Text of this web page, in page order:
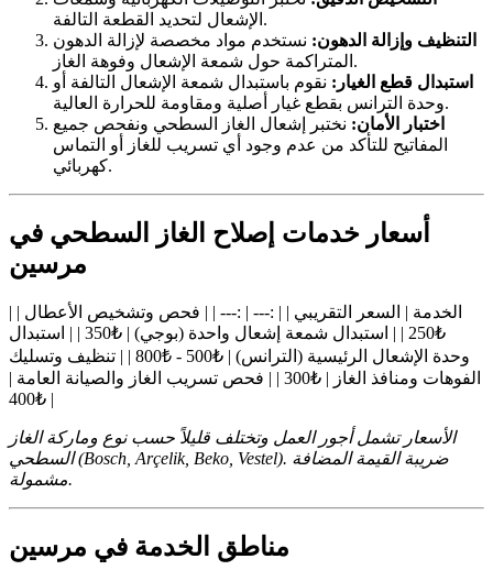
الإشعال لتحديد القطعة التالفة.
التنظيف وإزالة الدهون: نستخدم مواد مخصصة لإزالة الدهون
المتراكمة حول شمعة الإشعال وفوهة الغاز.
استبدال قطع الغيار: نقوم باستبدال شمعة الإشعال التالفة أو
وحدة الترانس بقطع غيار أصلية ومقاومة للحرارة العالية.
اختبار الأمان: نختبر إشعال الغاز السطحي ونفحص جميع
المفاتيح للتأكد من عدم وجود أي تسريب للغاز أو التماس
كهربائي.
أسعار خدمات إصلاح الغاز السطحي في
مرسين
| الخدمة | السعر التقريبي | | :--- | :--- | | فحص وتشخيص الأعطال |
₺250 | | استبدال شمعة إشعال واحدة (بوجي) | ₺350 | | استبدال
وحدة الإشعال الرئيسية (الترانس) | ₺500 - ₺800 | | تنظيف وتسليك
الفوهات ومنافذ الغاز | ₺300 | | فحص تسريب الغاز والصيانة العامة |
₺400 |
الأسعار تشمل أجور العمل وتختلف قليلاً حسب نوع وماركة الغاز
السطحي (Bosch, Arçelik, Beko, Vestel). ضريبة القيمة المضافة
مشمولة.
مناطق الخدمة في مرسين